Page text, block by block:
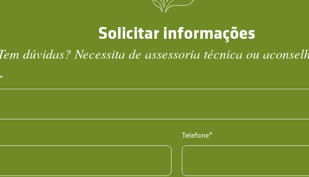
Solicitar informações
dúvidas? Necessita de assessoria técnica ou
Telefone*